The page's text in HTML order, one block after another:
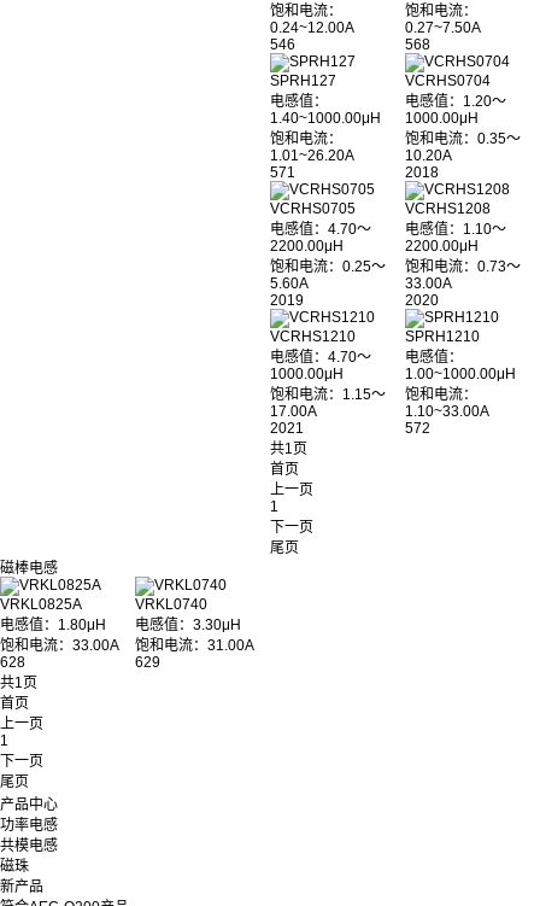
饱和电流：
0.24~12.00A
546
饱和电流：
0.27~7.50A
568
SPRH127
电感值：
1.40~1000.00μH
饱和电流：
1.01~26.20A
571
VCRHS0704
电感值：1.20～
1000.00μH
饱和电流：0.35～
10.20A
2018
VCRHS0705
电感值：4.70～
2200.00μH
饱和电流：0.25～
5.60A
2019
VCRHS1208
电感值：1.10～
2200.00μH
饱和电流：0.73～
33.00A
2020
VCRHS1210
电感值：4.70～
1000.00μH
饱和电流：1.15～
17.00A
2021
SPRH1210
电感值：
1.00~1000.00μH
饱和电流：
1.10~33.00A
572
共1页
首页
上一页
1
下一页
尾页
磁棒电感
VRKL0825A
电感值：1.80μH
饱和电流：33.00A
628
VRKL0740
电感值：3.30μH
饱和电流：31.00A
629
共1页
首页
上一页
1
下一页
尾页
产品中心
功率电感
共模电感
磁珠
新产品